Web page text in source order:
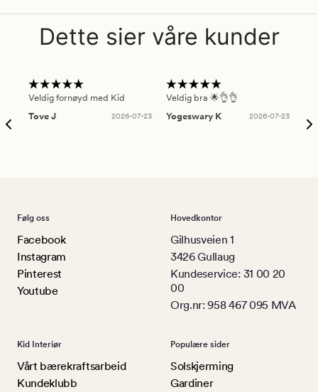
Dette sier våre kunder
Veldig fornøyd med Kid
Tove J
2026-07-23
Veldig bra 🌟👌👌
Yogeswary K
2026-07-23
Følg oss
Facebook
Instagram
Pinterest
Youtube
Hovedkontor
Gilhusveien 1
3426 Gullaug
Kundeservice: 31 00 20
00
Org.nr: 958 467 095 MVA
Kid Interiør
Vårt bærekraftsarbeid
Kundeklubb
Populære sider
Solskjerming
Gardiner